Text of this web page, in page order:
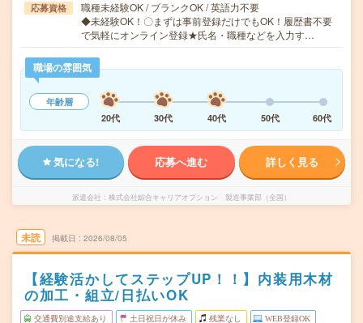
応募資格
職種未経験OK / ブランクOK / 英語力不要
◆未経験OK！〇まずは事前登録だけでもOK！履歴書不要
で気軽にオンライン登録★氏名・職種などを入力す…
職場の雰囲気
年齢層
20代
30代 40代 50代 60代
気になる! 応募へ進む 詳しく見る
派遣会社 株式会社綜合キャリアオプション 製造事業部（全国）
未読 掲載日 2026/08/05
【経験活かしてステップUP！！】内装用木材
の加工・組立/日払いOK
交通費別途支給あり 土日祝日が休み 残業なし WEB登録OK